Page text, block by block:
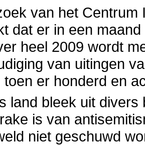
van het
dat er in een
heel 2009 wordt
van uitingen
toen er honderd en
land bleek uit
is van
niet geschuwd